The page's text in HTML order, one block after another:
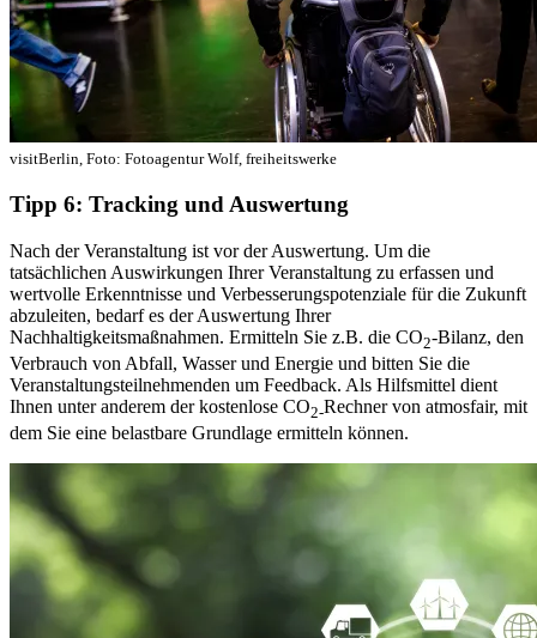
visitBerlin, Foto: Fotoagentur Wolf, freiheitswerke
Tipp 6: Tracking und Auswertung
Nach der Veranstaltung ist vor der Auswertung. Um die
tatsächlichen Auswirkungen Ihrer Veranstaltung zu erfassen und
wertvolle Erkenntnisse und Verbesserungspotenziale für die Zukunft
abzuleiten, bedarf es der Auswertung Ihrer
Nachhaltigkeitsmaßnahmen. Ermitteln Sie z.B. die CO2-Bilanz, den
Verbrauch von Abfall, Wasser und Energie und bitten Sie die
Veranstaltungsteilnehmenden um Feedback. Als Hilfsmittel dient
Ihnen unter anderem der kostenlose CO2-Rechner von atmosfair, mit
dem Sie eine belastbare Grundlage ermitteln können.